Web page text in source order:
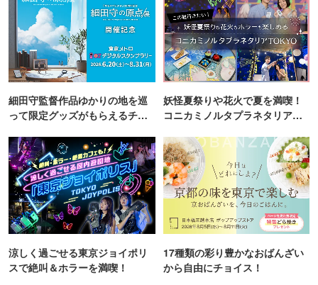
細田守監督作品ゆかりの地を巡
って限定グッズがもらえるチャ
妖怪夏祭りや花火で夏を満喫！
コニカミノルタプラネタリア
涼しく過ごせる東京ジョイポリ
スで絶叫＆ホラーを満喫！
17種類の彩り豊かなおばんざい
から自由にチョイス！